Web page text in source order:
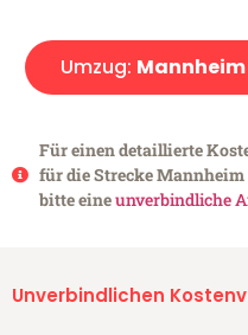
Umzug:
Für einen detaillierte
für die Strecke
bitte eineunverbindliche
Unverbindlichen